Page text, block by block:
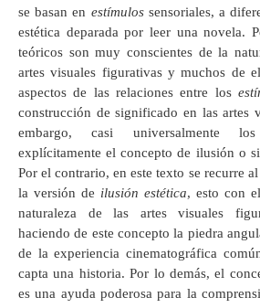
se basan en estímulossensoriales, a
estética deparada por leer una novela.
teóricos son muy conscientes de la
artes visuales figurativas y muchos de
aspectos de las relaciones entre los
construcción de significado en las artes
embargo, casi universalmente
explícitamente el concepto de ilusión o
Por el contrario, en este texto se recurre
la versión de ilusión estética, esto con
naturaleza de las artes visuales
haciendo de este concepto la piedra
de la experiencia cinematográfica
capta una historia. Por lo demás, el
es una ayuda poderosa para la